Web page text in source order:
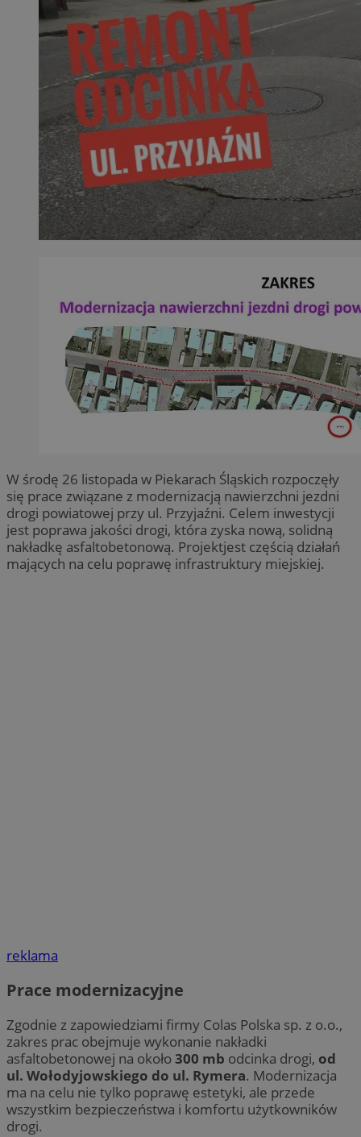
W środę 26 listopada w Piekarach Śląskich rozpoczęły
się prace związane z modernizacją nawierzchni jezdni
drogi powiatowej przy ul. Przyjaźni. Celem inwestycji
jest poprawa jakości drogi, która zyska nową, solidną
nakładkę asfaltobetonową. Projektjest częścią działań
mających na celu poprawę infrastruktury miejskiej.
reklama
Prace modernizacyjne
Zgodnie z zapowiedziami firmy Colas Polska sp. z o.o.,
zakres prac obejmuje wykonanie nakładki
asfaltobetonowej na około300 mb odcinka drogi, od
ul. Wołodyjowskiego do ul. Rymera. Modernizacja
ma na celu nie tylko poprawę estetyki, ale przede
wszystkim bezpieczeństwa i komfortu użytkowników
drogi.